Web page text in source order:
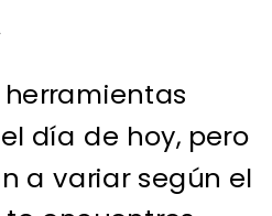
día de hoy, pero
a variar según el